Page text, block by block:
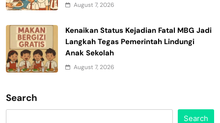
August 7, 2026
Kenaikan Status Kejadian Fatal MBG Jadi
Langkah Tegas Pemerintah Lindungi
Anak Sekolah
August 7, 2026
Search
Search